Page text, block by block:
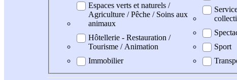
Espaces verts et naturels /
Agriculture / Pêche / Soins aux
animaux
Hôtellerie - Restauration /
Tourisme / Animation
Immobilier
Sport